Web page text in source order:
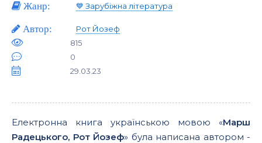
Жанр:
💙 Зарубіжна література
Автор:
Рот Йозеф
815
0
29.03.23
Електронна книга українською мовою «Марш
Радецького, Рот Йозеф» була написана автором -